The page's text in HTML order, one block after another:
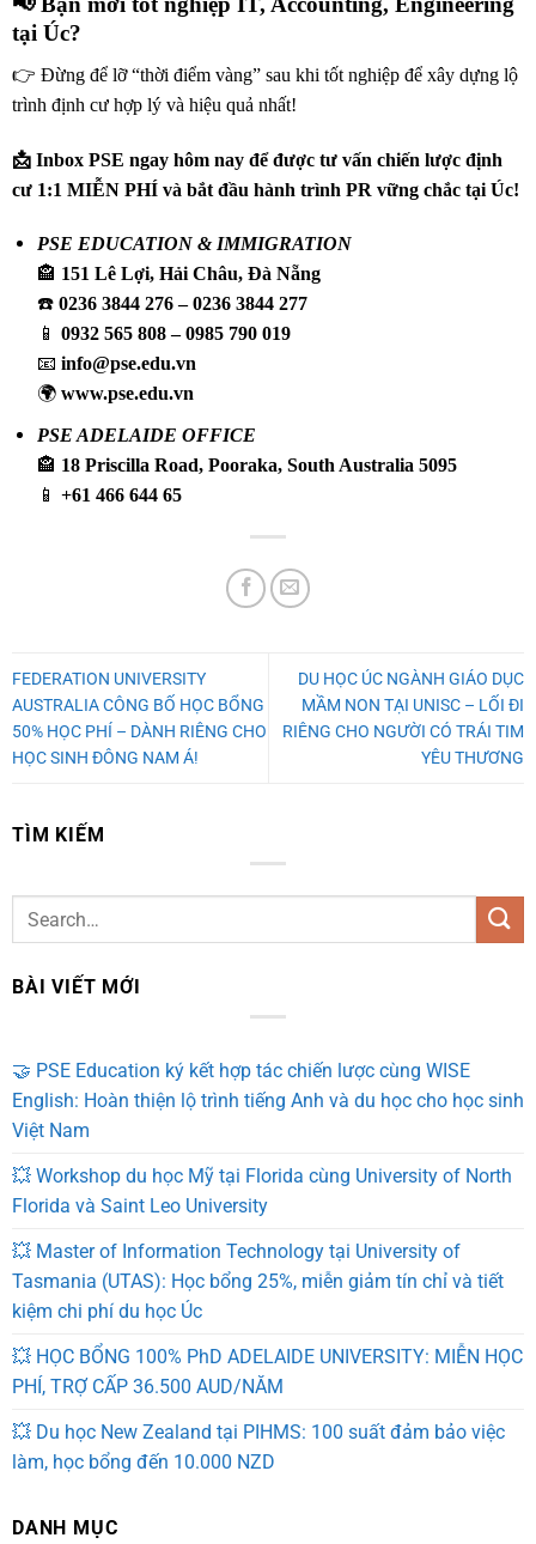
tại Úc?
👉 Đừng để lỡ “thời điểm vàng” sau khi tốt nghiệp để xây dựng lộ
trình định cư hợp lý và hiệu quả nhất!
📩 Inbox PSE ngay hôm nay để được tư vấn chiến lược định
cư 1:1 MIỄN PHÍ và bắt đầu hành trình PR vững chắc tại Úc!
PSE EDUCATION & IMMIGRATION
🏤 151 Lê Lợi, Hải Châu, Đà Nẵng
☎️ 0236 3844 276 – 0236 3844 277
📱 0932 565 808 – 0985 790 019
📧 info@pse.edu.vn
🌍 www.pse.edu.vn
PSE ADELAIDE OFFICE
🏤 18 Priscilla Road, Pooraka, South Australia 5095
📱 +61 466 644 65
FEDERATION UNIVERSITY
AUSTRALIA CÔNG BỐ HỌC BỔNG
50% HỌC PHÍ – DÀNH RIÊNG CHO
HỌC SINH ĐÔNG NAM Á!
DU HỌC ÚC NGÀNH GIÁO DỤC
MẦM NON TẠI UNISC – LỐI ĐI
RIÊNG CHO NGƯỜI CÓ TRÁI TIM
YÊU THƯƠNG
TÌM KIẾM
BÀI VIẾT MỚI
🤝 PSE Education ký kết hợp tác chiến lược cùng WISE
English: Hoàn thiện lộ trình tiếng Anh và du học cho học sinh
Việt Nam
💥 Workshop du học Mỹ tại Florida cùng University of North
Florida và Saint Leo University
💥 Master of Information Technology tại University of
Tasmania (UTAS): Học bổng 25%, miễn giảm tín chỉ và tiết
kiệm chi phí du học Úc
💥 HỌC BỔNG 100% PhD ADELAIDE UNIVERSITY: MIỄN HỌC
PHÍ, TRỢ CẤP 36.500 AUD/NĂM
💥 Du học New Zealand tại PIHMS: 100 suất đảm bảo việc
làm, học bổng đến 10.000 NZD
DANH MỤC